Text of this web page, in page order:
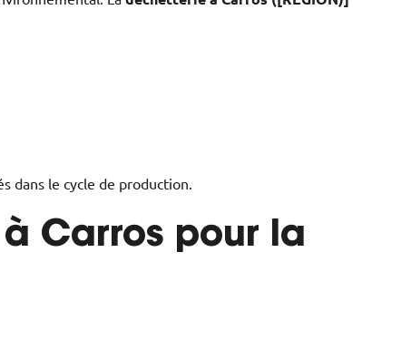
dans le cycle de production.
Carros pour la